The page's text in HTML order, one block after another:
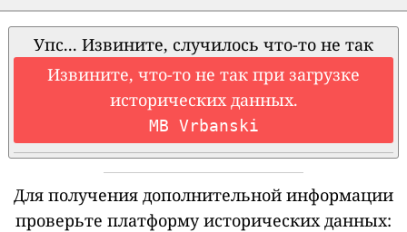
Упс... Извините, случилось что-то не так
Извините, что-то не так при загрузке
исторических данных.
MB Vrbanski
Для получения дополнительной информации
проверьте платформу исторических данных: